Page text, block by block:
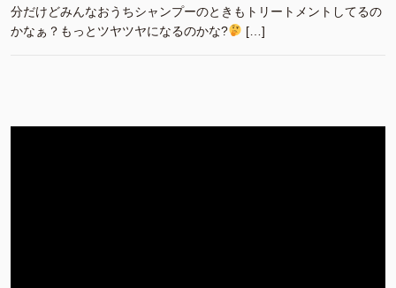
分だけどみんなおうちシャンプーのときもトリートメントしてるの
かなぁ？もっとツヤツヤになるのかな?
[…]